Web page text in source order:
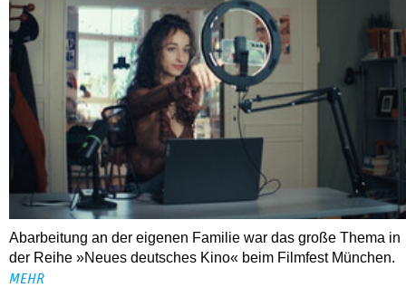
Abarbeitung an der eigenen Familie war das große Thema in
der Reihe »Neues deutsches Kino« beim Filmfest München.
MEHR